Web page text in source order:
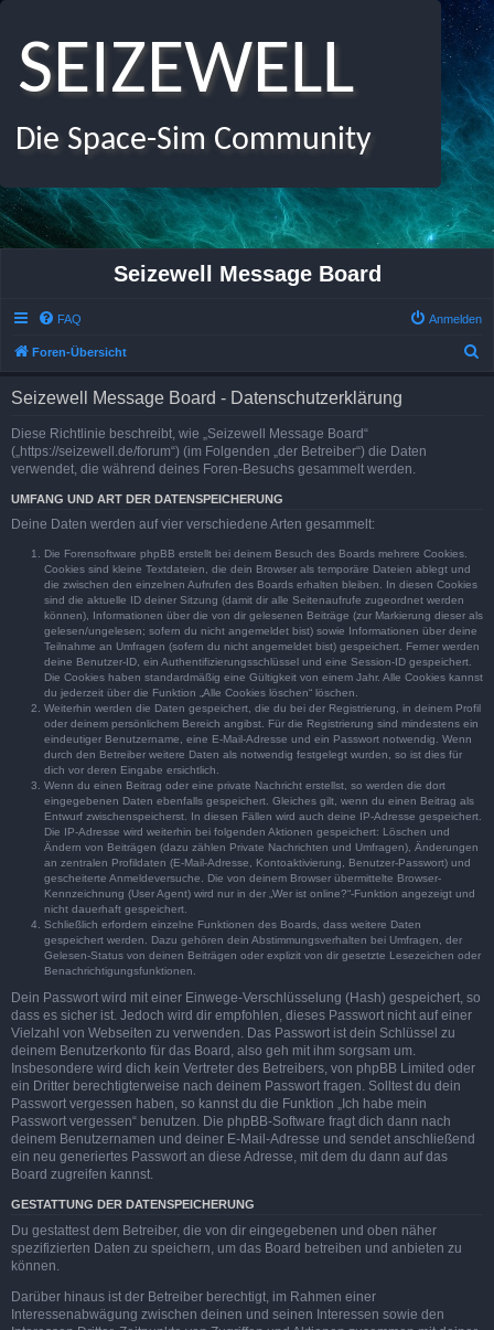
SEIZEWELL
Die Space-Sim Community
Seizewell Message Board
FAQ Anmelden
Foren-Übersicht
Seizewell Message Board - Datenschutzerklärung
Diese Richtlinie beschreibt, wie „Seizewell Message Board“
(„https://seizewell.de/forum“) (im Folgenden „der Betreiber“) die Daten
verwendet, die während deines Foren-Besuchs gesammelt werden.
UMFANG UND ART DER DATENSPEICHERUNG
Deine Daten werden auf vier verschiedene Arten gesammelt:
Die Forensoftware phpBB erstellt bei deinem Besuch des Boards mehrere Cookies.
Cookies sind kleine Textdateien, die dein Browser als temporäre Dateien ablegt und
die zwischen den einzelnen Aufrufen des Boards erhalten bleiben. In diesen Cookies
sind die aktuelle ID deiner Sitzung (damit dir alle Seitenaufrufe zugeordnet werden
können), Informationen über die von dir gelesenen Beiträge (zur Markierung dieser als
gelesen/ungelesen; sofern du nicht angemeldet bist) sowie Informationen über deine
Teilnahme an Umfragen (sofern du nicht angemeldet bist) gespeichert. Ferner werden
deine Benutzer-ID, ein Authentifizierungsschlüssel und eine Session-ID gespeichert.
Die Cookies haben standardmäßig eine Gültigkeit von einem Jahr. Alle Cookies kannst
du jederzeit über die Funktion „Alle Cookies löschen“ löschen.
Weiterhin werden die Daten gespeichert, die du bei der Registrierung, in deinem Profil
oder deinem persönlichem Bereich angibst. Für die Registrierung sind mindestens ein
eindeutiger Benutzername, eine E-Mail-Adresse und ein Passwort notwendig. Wenn
durch den Betreiber weitere Daten als notwendig festgelegt wurden, so ist dies für
dich vor deren Eingabe ersichtlich.
Wenn du einen Beitrag oder eine private Nachricht erstellst, so werden die dort
eingegebenen Daten ebenfalls gespeichert. Gleiches gilt, wenn du einen Beitrag als
Entwurf zwischenspeicherst. In diesen Fällen wird auch deine IP-Adresse gespeichert.
Die IP-Adresse wird weiterhin bei folgenden Aktionen gespeichert: Löschen und
Ändern von Beiträgen (dazu zählen Private Nachrichten und Umfragen), Änderungen
an zentralen Profildaten (E-Mail-Adresse, Kontoaktivierung, Benutzer-Passwort) und
gescheiterte Anmeldeversuche. Die von deinem Browser übermittelte Browser-
Kennzeichnung (User Agent) wird nur in der „Wer ist online?“-Funktion angezeigt und
nicht dauerhaft gespeichert.
Schließlich erfordern einzelne Funktionen des Boards, dass weitere Daten
gespeichert werden. Dazu gehören dein Abstimmungsverhalten bei Umfragen, der
Gelesen-Status von deinen Beiträgen oder explizit von dir gesetzte Lesezeichen oder
Benachrichtigungsfunktionen.
Dein Passwort wird mit einer Einwege-Verschlüsselung (Hash) gespeichert, so
dass es sicher ist. Jedoch wird dir empfohlen, dieses Passwort nicht auf einer
Vielzahl von Webseiten zu verwenden. Das Passwort ist dein Schlüssel zu
deinem Benutzerkonto für das Board, also geh mit ihm sorgsam um.
Insbesondere wird dich kein Vertreter des Betreibers, von phpBB Limited oder
ein Dritter berechtigterweise nach deinem Passwort fragen. Solltest du dein
Passwort vergessen haben, so kannst du die Funktion „Ich habe mein
Passwort vergessen“ benutzen. Die phpBB-Software fragt dich dann nach
deinem Benutzernamen und deiner E-Mail-Adresse und sendet anschließend
ein neu generiertes Passwort an diese Adresse, mit dem du dann auf das
Board zugreifen kannst.
GESTATTUNG DER DATENSPEICHERUNG
Du gestattest dem Betreiber, die von dir eingegebenen und oben näher
spezifizierten Daten zu speichern, um das Board betreiben und anbieten zu
können.
Darüber hinaus ist der Betreiber berechtigt, im Rahmen einer
Interessenabwägung zwischen deinen und seinen Interessen sowie den